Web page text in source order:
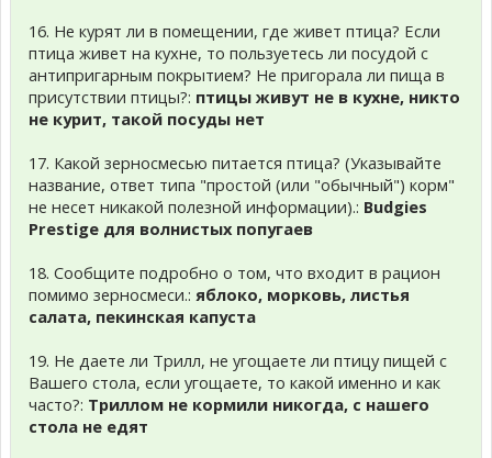
16. Не курят ли в помещении, где живет птица? Если
птица живет на кухне, то пользуетесь ли посудой с
антипригарным покрытием? Не пригорала ли пища в
присутствии птицы?: птицы живут не в кухне, никто
не курит, такой посуды нет
17. Какой зерносмесью питается птица? (Указывайте
название, ответ типа "простой (или "обычный") корм"
не несет никакой полезной информации).: Budgies
Prestige для волнистых попугаев
18. Сообщите подробно о том, что входит в рацион
помимо зерносмеси.: яблоко, морковь, листья
салата, пекинская капуста
19. Не даете ли Трилл, не угощаете ли птицу пищей с
Вашего стола, если угощаете, то какой именно и как
часто?: Триллом не кормили никогда, с нашего
стола не едят